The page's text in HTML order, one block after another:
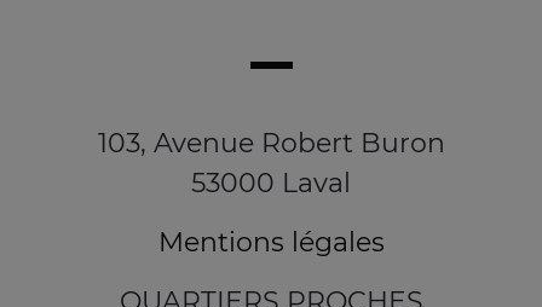
103, Avenue Robert Buron
53000 Laval
Mentions légales